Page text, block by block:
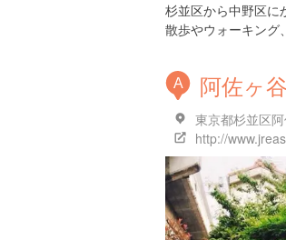
杉並区から中野区に
散歩やウォーキング
A 阿佐ヶ
東京都杉並区
http://